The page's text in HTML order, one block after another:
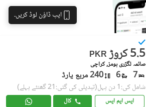
ایپ ڈاؤن لوڈ کریں۔
PKR 5.5 کروڑ
صائمہ لگژری ہومز, کراچی
7
6 240 مربع یارڈ
شامل کی:1 دن پہل (تبدیلی کی گئی:21 گھنٹے پہلے)
ایس ایم ایس کال